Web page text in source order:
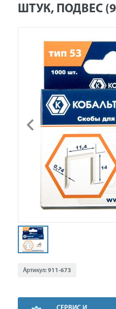
ШТУК, ПОДВЕС
Артикул:911-673